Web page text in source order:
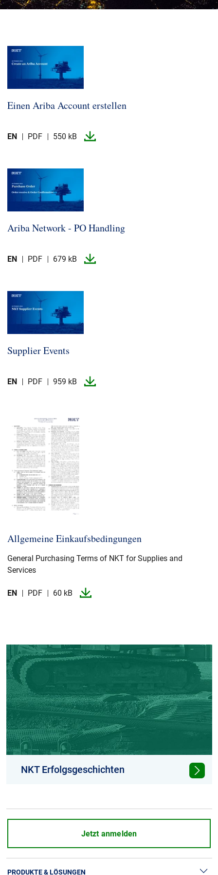
Über uns
Unsere Geschichte
Produktion
Karriere
Europacable
Einen Ariba Account erstellen
EN PDF 550 kB
Ariba Network -​ PO Handling
EN PDF 679 kB
Supplier Events
EN PDF 959 kB
Allgemeine Einkaufsbedingungen
General Purchasing Terms of NKT for Supplies and
Services
EN PDF 60 kB
NKT Erfolgsgeschichten
Jetzt anmelden
PRODUKTE & LÖSUNGEN